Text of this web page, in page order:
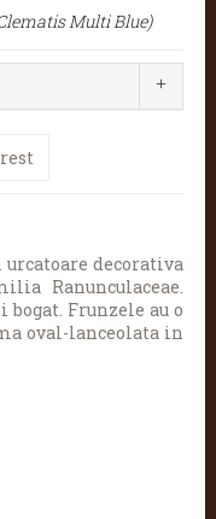
Multi Blue)
decorativa
Ranunculaceae.
Frunzele au o
oval-lanceolata in